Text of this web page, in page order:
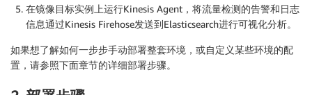
在镜像目标实例上运行Kinesis Agent，将流量检测的告警和日志
信息通过Kinesis Firehose发送到Elasticsearch进行可视化分析。
如果想了解如何一步步手动部署整套环境，或自定义某些环境的配
置，请参照下面章节的详细部署步骤。